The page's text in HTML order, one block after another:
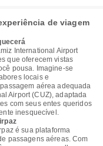
de viagem
International Airport
que oferecem vistas
pousa. Imagine-se
locais e
aérea adequada
Airport (CUZ), adaptada
com seus entes queridos
inesquecível.
é sua plataforma
passagens aéreas. Com